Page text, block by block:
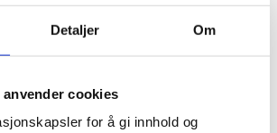
Detaljer Om
cookies
for å gi innhold og